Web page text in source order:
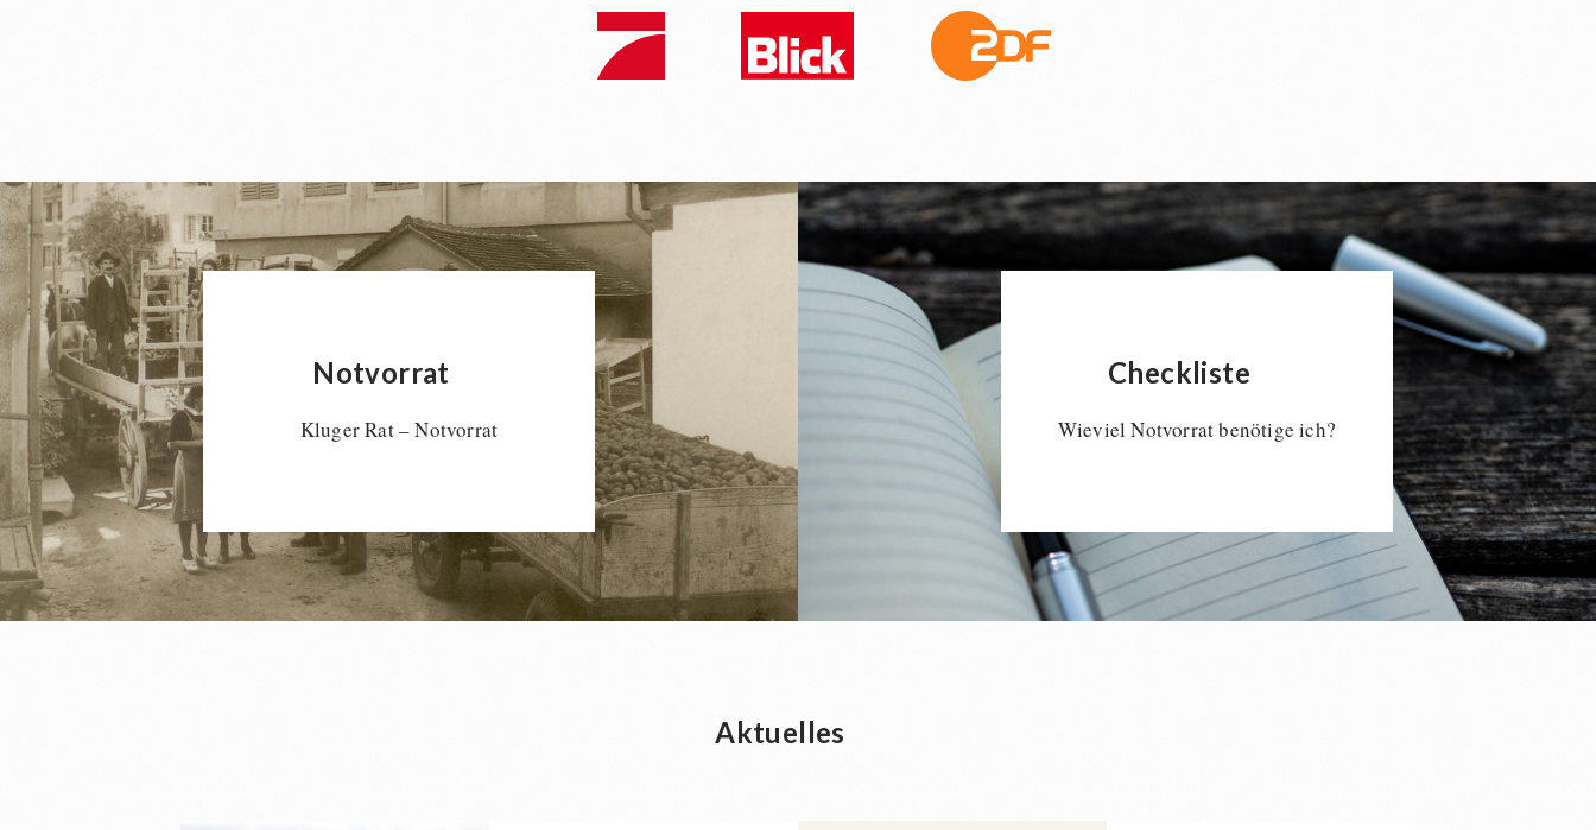
Notvorrat
Kluger Rat – Notvorrat
Checkliste
Wieviel Notvorrat benötige ich?
Aktuelles